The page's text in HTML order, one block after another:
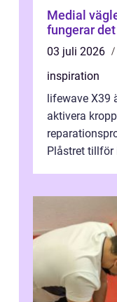
Medial
fungerar
03 juli 2026
inspiration
lifewave X39
aktivera
Plåstret tillför